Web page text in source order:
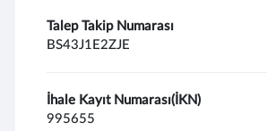
Talep Takip Numarası
BS43J1E2ZJE
İhale Kayıt Numarası(İKN)
995655